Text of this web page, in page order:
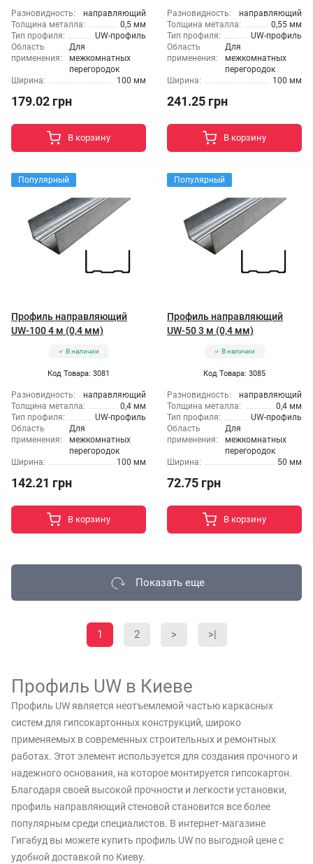
Разновидность:
направляющий
Толщина металла:
0,5 мм
Тип профиля:
UW-профиль
Область
применения:
Для
межкомнатных
перегородок
Ширина:
100 мм
179.02 грн
В корзину
Разновидность:
направляющий
Толщина металла:
0,55 мм
Тип профиля:
UW-профиль
Область
применения:
Для
межкомнатных
перегородок
Ширина:
100 мм
241.25 грн
В корзину
Популярный
Профиль направляющий
UW-100 4 м (0,4 мм)
В наличии
Код Товара: 3081
Разновидность:
направляющий
Толщина металла:
0,4 мм
Тип профиля:
UW-профиль
Область
применения:
Для
межкомнатных
перегородок
Ширина:
100 мм
142.21 грн
В корзину
Популярный
Профиль направляющий
UW-50 3 м (0,4 мм)
В наличии
Код Товара: 3085
Разновидность:
направляющий
Толщина металла:
0,4 мм
Тип профиля:
UW-профиль
Область
применения:
Для
межкомнатных
перегородок
Ширина:
50 мм
72.75 грн
В корзину
Показать еще
1 2 > >|
Профиль UW в Киеве
Профиль UW является неотъемлемой частью каркасных
систем для гипсокартонных конструкций, широко
применяемых в современных строительных и ремонтных
работах. Этот элемент используется для создания прочного и
надежного основания, на которое монтируется гипсокартон.
Благодаря своей высокой прочности и легкости установки,
профиль направляющий стеновой становится все более
популярным среди специалистов. В интернет-магазине
Гигабуд вы можете купить профиль UW по выгодной цене с
удобной доставкой по Киеву.